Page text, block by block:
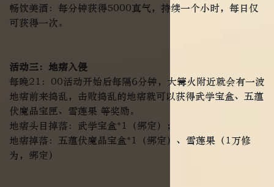
畅饮美酒：每分钟获得5000真气，持续一个小时，每日仅
可获得一次。
活动三：地痞入侵
每晚21：00活动开始后每隔6分钟，大篝火附近就会有一波
地痞前来捣乱，击败捣乱的地痞就可以获得武学宝盒、五蕴
伏魔品宝匣、雪莲果 等奖励。
地痞头目掉落：武学宝盒*1（绑定）；
地痞掉落：五蕴伏魔品宝盒*1（绑定）、雪莲果（1万修
为，绑定）